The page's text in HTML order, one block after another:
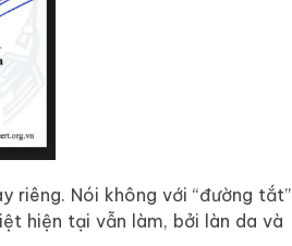
riêng. Nói không với “đường tắt”
hiện tại vẫn làm, bởi làn da và